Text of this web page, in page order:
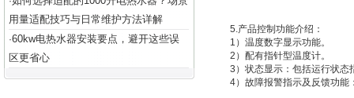
用量适配技巧与日常维护方法详解
·60kw电热水器安装要点，避开这些误
区更省心
5.产品控制功能介绍：
1）温度数字显示功能。
2）配有指针型温度计。
3）状态显示：包括运行状态
4）故障报警指示及反馈功能